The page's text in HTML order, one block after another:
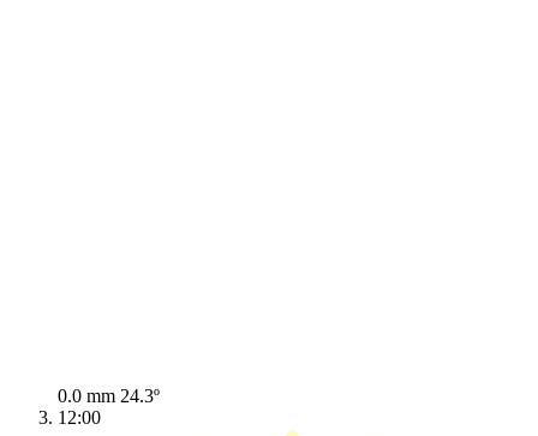
0.0 mm 24.3º
12:00